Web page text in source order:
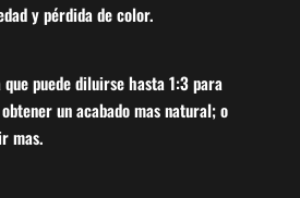
y pérdida de color.
que puede diluirse hasta 1:3 para
un acabado mas natural; o
mas.